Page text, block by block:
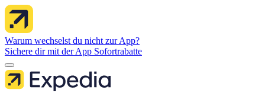
Warum wechselst du nicht zur App?
Sichere dir mit der App Sofortrabatte